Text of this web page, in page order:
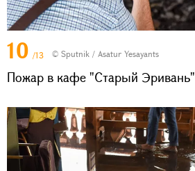
10 /13 © Sputnik / Asatur Yesayants
Пожар в кафе "Старый Эривань"